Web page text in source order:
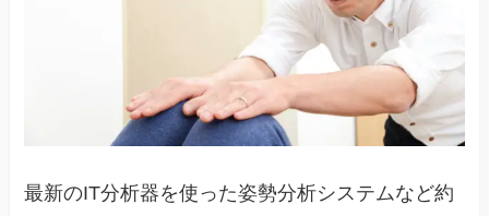
最新のIT分析器を使った姿勢分析システムなど約